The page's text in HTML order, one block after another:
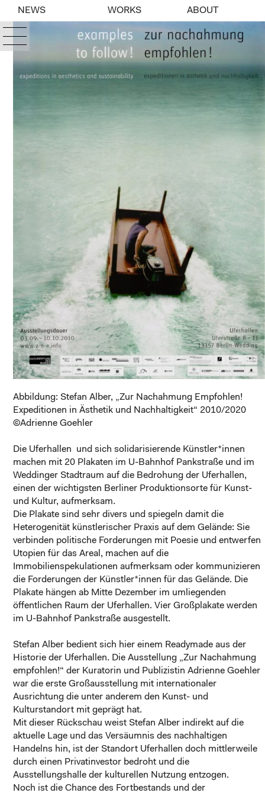
NEWS WORKS ABOUT
Abbildung: Stefan Alber, „Zur Nachahmung Empfohlen!
Expeditionen in Ästhetik und Nachhaltigkeit“ 2010/2020
©Adrienne Goehler
Die Uferhallen und sich solidarisierende Künstler*innen
machen mit 20 Plakaten im U-Bahnhof Pankstraße und im
Weddinger Stadtraum auf die Bedrohung der Uferhallen,
einen der wichtigsten Berliner Produktionsorte für Kunst-
und Kultur, aufmerksam.
Die Plakate sind sehr divers und spiegeln damit die
Heterogenität künstlerischer Praxis auf dem Gelände: Sie
verbinden politische Forderungen mit Poesie und entwerfen
Utopien für das Areal, machen auf die
Immobilienspekulationen aufmerksam oder kommunizieren
die Forderungen der Künstler*innen für das Gelände. Die
Plakate hängen ab Mitte Dezember im umliegenden
öffentlichen Raum der Uferhallen. Vier Großplakate werden
im U-Bahnhof Pankstraße ausgestellt.
Stefan Alber bedient sich hier einem Readymade aus der
Historie der Uferhallen. Die Ausstellung „Zur Nachahmung
empfohlen!“ der Kuratorin und Publizistin Adrienne Goehler
war die erste Großausstellung mit internationaler
Ausrichtung die unter anderem den Kunst- und
Kulturstandort mit geprägt hat.
Mit dieser Rückschau weist Stefan Alber indirekt auf die
aktuelle Lage und das Versäumnis des nachhaltigen
Handelns hin, ist der Standort Uferhallen doch mittlerweile
durch einen Privatinvestor bedroht und die
Ausstellungshalle der kulturellen Nutzung entzogen.
Noch ist die Chance des Fortbestands und der